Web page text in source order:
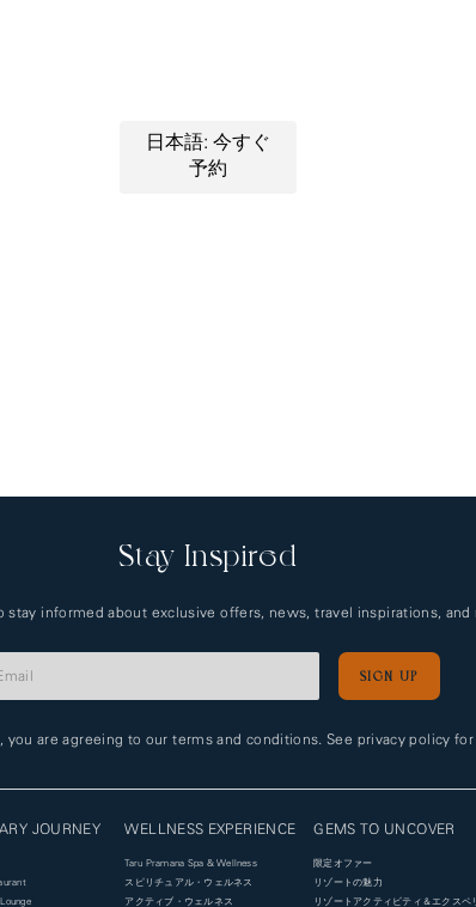
日本語: 今すぐ
予約
Stay Inspired
stay informed about exclusive offers, news, travel inspirations, and
SIGN UP
you are agreeing to our terms and conditions. See privacy policy for
JOURNEY WELLNESS EXPERIENCE
Taru Pramana Spa & Wellness
スピリチュアル・ウェルネス
アクティブ・ウェルネス
GEMS TO UNCOVER
限定オファー
リゾートの魅力
リゾートアクティビティ＆エクスペ